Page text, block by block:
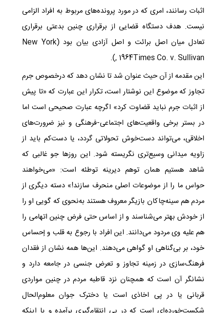
اثبات رسانند، امری که در مورد پرونده‌های مربوط به افراد الزامی
نیست. هدف دستگاه قضایی از برقراری چنین بدعتی برقراری
تعادل میان اصل برائت و اصل آزادی بیان بود (New York
Times Co. v. Sullivan
, 1964
).
این مقدمه از آن حیث عنوان شد تا نشان دهد که درخصوص جرم
تجاوز که موضوع این نوشتار است، تکرار این عبارت که «تا پیش
از اثبات جرم نباید قضاوت کرد» اگرچه عبارت صحیحی است اما
در بستر برخی واقعیت‌های اجتماعی-فرهنگی و نیز ضرورت‌های
اخلاقی، می‌تواند دست‌خوش تحولاتی گردد، یا دست‌کم باید از
زاویه‌ میدانی وسیع‌تری نگریسته شود. این روزها جو غالبی که
شاهد هستیم همان توهم دیرینه‌ توطئه است: «می‌خواهند
حواس ما را از موضوعات اصلی منحرف سازند!» دسته‌ دیگری از
مردم هم سینه‌چاکان بازیگر معروف هستند به‌نحوی که گویی او را
از خودش بهتر می‌شناسند و از اساس حتی فرض چنین اتهامی را
هم علیه وی مردود می‌دانند. این افراد با رجوع به قلب و إحساس
خود، بر بی‌گناهی او گواهی می‌دهند. این‌ها همه نشان از فقدان
فرهنگ‌سازی در زمینه‌ تجاوز و تعرض جنسی در جامعه‌ دارد و
نشانگر آن است که همچنان نزد قاطبه‌ مردم در چنین مواردی
قربانی یا در پی اخاذی است یا دخترک جوان معلوم‌الحال